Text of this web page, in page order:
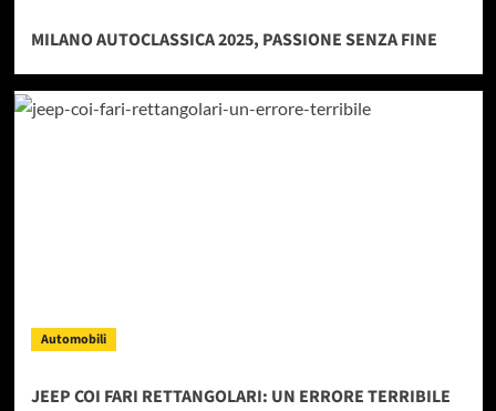
MILANO AUTOCLASSICA 2025, PASSIONE SENZA FINE
Automobili
JEEP COI FARI RETTANGOLARI: UN ERRORE TERRIBILE